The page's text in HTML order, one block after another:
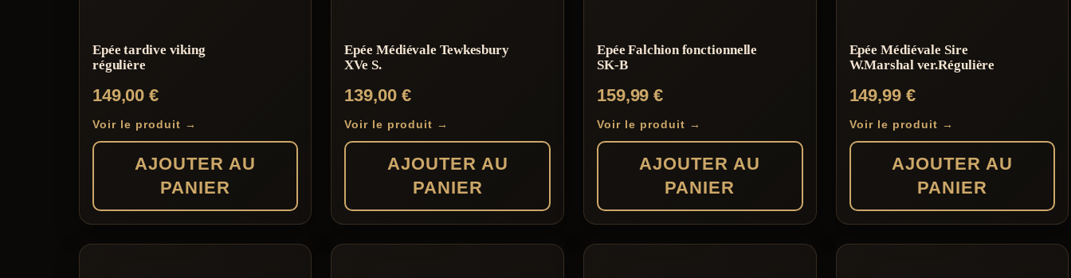
Epée tardive viking
régulière
149,00€
Voir le produit →
AJOUTER AU
PANIER
Epée Médiévale Tewkesbury
XVe S.
139,00 €
Voir le produit →
AJOUTER AU
PANIER
Epée Falchion fonctionnelle
SK-B
159,99€
Voir le produit →
AJOUTER AU
PANIER
Epée Médiévale Sire
W.Marshal ver.Régulière
149,99 €
Voir le produit →
AJOUTER AU
PANIER